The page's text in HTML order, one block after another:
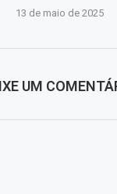
13 de maio de 2025
UM